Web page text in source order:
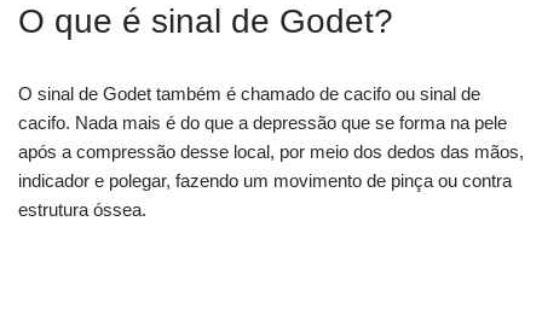
O que é sinal de Godet?
O sinal de Godet também é chamado de cacifo ou sinal de
cacifo. Nada mais é do que a depressão que se forma na pele
após a compressão desse local, por meio dos dedos das mãos,
indicador e polegar, fazendo um movimento de pinça ou contra
estrutura óssea.